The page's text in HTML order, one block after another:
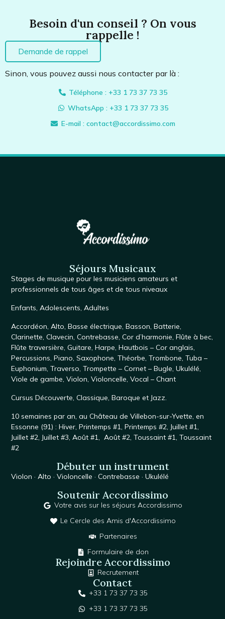
Besoin d'un conseil ? On vous
rappelle !
Demande de rappel
Sinon, vous pouvez aussi nous contacter par là :
Téléphone : +33 1 73 37 73 35
WhatsApp : +33 1 73 37 73 35
E-mail : contact@accordissimo.com
Séjours Musicaux
Stages de musique pour les musiciens amateurs et
professionnels de tous âges et de tous niveaux
Enfants,Adolescents,Adultes
Accordéon,Alto,Basse électrique,Basson,Batterie,
Clarinette,Clavecin,Contrebasse,Cor d’harmonie,Flûte à bec,
Flûte traversière,Guitare,Harpe,Hautbois – Cor anglais,
Percussions,Piano,Saxophone, Théorbe,Trombone,Tuba –
Euphonium,Traverso,Trompette – Cornet – Bugle,Ukulélé,
Viole de gambe,Violon,Violoncelle,Vocal – Chant
CursusDécouverte,Classique,Baroque et Jazz.
10 semaines par an, auChâteau de Villebon-sur-Yvette, en
Essonne (91) :Hiver,Printemps #1,Printemps #2, Juillet #1,
Juillet #2, Juillet #3,Août #1,Août #2,Toussaint #1,Toussaint
#2
Débuter un instrument
Violon ·Alto ·Violoncelle ·Contrebasse ·Ukulélé
Soutenir Accordissimo
Votre avis sur les séjours Accordissimo
Le Cercle des Amis d'Accordissimo
Partenaires
Formulaire de don
Rejoindre Accordissimo
Recrutement
Contact
+33 1 73 37 73 35
+33 1 73 37 73 35